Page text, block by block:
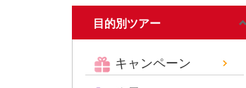
目的別ツアー
キャンペーン